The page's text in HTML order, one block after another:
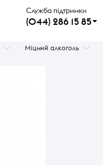
Служба підтримки
(044) 286 15 85
Міцний алкоголь